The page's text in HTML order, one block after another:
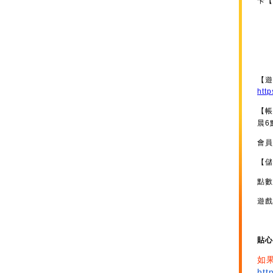
【
【
晨6
會
【
點
遊
貼
如